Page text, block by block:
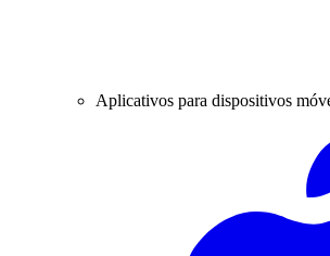
Aplicativos para dispositivos